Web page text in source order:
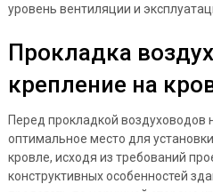
уровень вентиляции и
Прокладка
крепление на
Перед прокладкой воздуховодов
оптимальное место для
кровле, исходя из требований
конструктивных особенностей